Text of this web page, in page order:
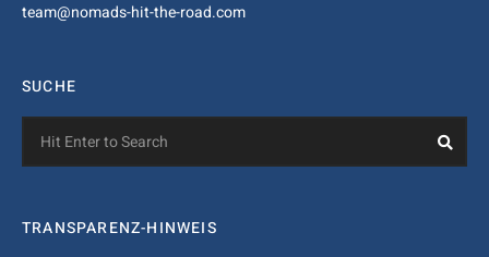
team@nomads-hit-the-road.com
SUCHE
for:
TRANSPARENZ-HINWEIS